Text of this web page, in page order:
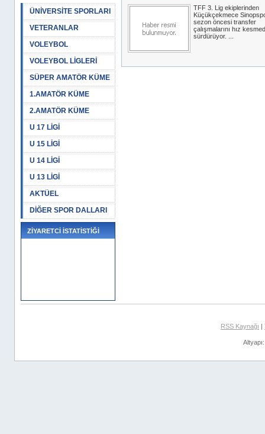
ÜNİVERSİTE SPORLARI
VETERANLAR
VOLEYBOL
VOLEYBOL LİGLERİ
SÜPER AMATÖR KÜME
1.AMATÖR KÜME
2.AMATÖR KÜME
U 17 LİGİ
U 15 LİGİ
U 14 LİGİ
U 13 LİGİ
AKTÜEL
DİĞER SPOR DALLARI
ZİYARETCİ İSTATİSTİĞİ
TFF 3. Lig ekiplerinden
Küçükçekmece
sezon öncesi transfer
çalışmalarını hız
sürdürüyor. ...
RSS Kaynağı |